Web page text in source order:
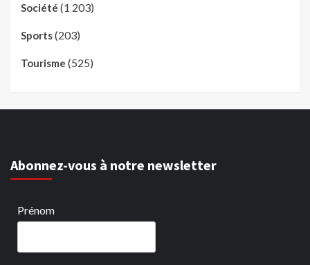
Société (1 203)
Sports(203)
Tourisme (525)
Abonnez-vous à notre newsletter
Prénom